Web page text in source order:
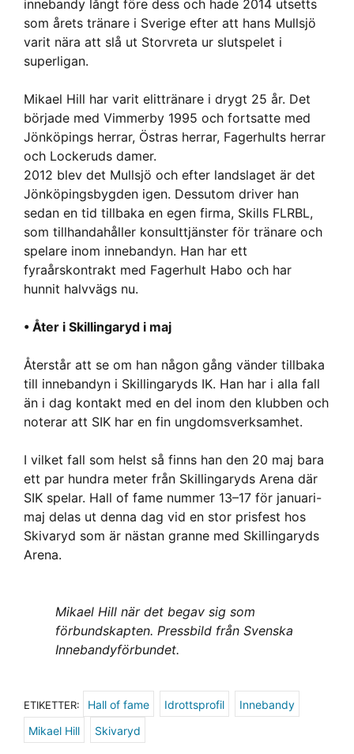
innebandy långt före dess och hade 2014 utsetts
som årets tränare i Sverige efter att hans Mullsjö
varit nära att slå ut Storvreta ur slutspelet i
superligan.
Mikael Hill har varit elittränare i drygt 25 år. Det
började med Vimmerby 1995 och fortsatte med
Jönköpings herrar, Östras herrar, Fagerhults herrar
och Lockeruds damer.
2012 blev det Mullsjö och efter landslaget är det
Jönköpingsbygden igen. Dessutom driver han
sedan en tid tillbaka en egen firma, Skills FLRBL,
som tillhandahåller konsulttjänster för tränare och
spelare inom innebandyn. Han har ett
fyraårskontrakt med Fagerhult Habo och har
hunnit halvvägs nu.
• Åter i Skillingaryd i maj
Återstår att se om han någon gång vänder tillbaka
till innebandyn i Skillingaryds IK. Han har i alla fall
än i dag kontakt med en del inom den klubben och
noterar att SIK har en fin ungdomsverksamhet.
I vilket fall som helst så finns han den 20 maj bara
ett par hundra meter från Skillingaryds Arena där
SIK spelar. Hall of fame nummer 13–17 för januari-
maj delas ut denna dag vid en stor prisfest hos
Skivaryd som är nästan granne med Skillingaryds
Arena.
Mikael Hill när det begav sig som
förbundskapten. Pressbild från Svenska
Innebandyförbundet.
ETIKETTER: Hall of fame Idrottsprofil
Innebandy
Mikael Hill
Skivaryd